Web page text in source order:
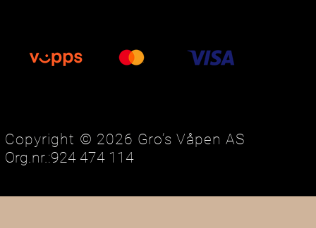
Copyright © 2026 Gro’s Våpen AS
Org.nr.:924 474 114